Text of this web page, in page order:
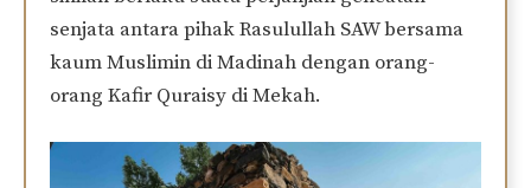
senjata antara pihak Rasulullah SAW bersama
kaum Muslimin di Madinah dengan orang-
orang Kafir Quraisy di Mekah.